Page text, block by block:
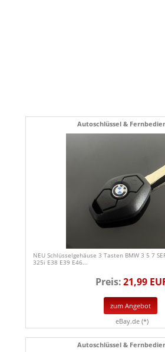
Autoschlüssel &
NEU Schlüsselgehäuse 3 Tasten BMW 3 5 7
325i E38 E39 E46...
Preis:21,99
zum Angebot
eBay.de (*)
Autoschlüssel &